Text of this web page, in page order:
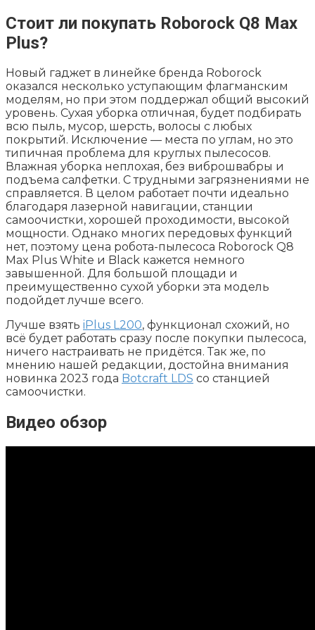
Стоит ли покупать Roborock Q8 Max
Plus?
Новый гаджет в линейке бренда Roborock
оказался несколько уступающим флагманским
моделям, но при этом поддержал общий высокий
уровень. Сухая уборка отличная, будет подбирать
всю пыль, мусор, шерсть, волосы с любых
покрытий. Исключение — места по углам, но это
типичная проблема для круглых пылесосов.
Влажная уборка неплохая, без виброшвабры и
подъема салфетки. С трудными загрязнениями не
справляется. В целом работает почти идеально
благодаря лазерной навигации, станции
самоочистки, хорошей проходимости, высокой
мощности. Однако многих передовых функций
нет, поэтому цена робота-пылесоса Roborock Q8
Max Plus White и Black кажется немного
завышенной. Для большой площади и
преимущественно сухой уборки эта модель
подойдет лучше всего.
Лучше взять iPlus L200, функционал схожий, но
всё будет работать сразу после покупки пылесоса,
ничего настраивать не придётся. Так же, по
мнению нашей редакции, достойна внимания
новинка 2023 года Botcraft LDS со станцией
самоочистки.
Видео обзор